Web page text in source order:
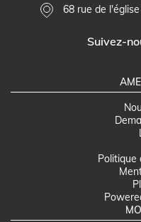
68 rue de
Suivez-
Politique